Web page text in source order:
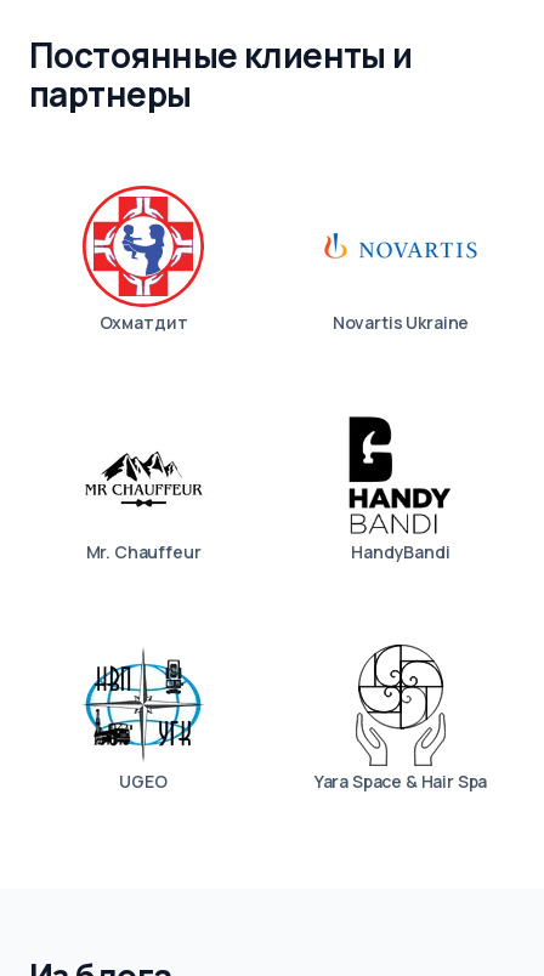
Постоянные клиенты и
партнеры
Охматдит Novartis Ukraine
Mr. Chauffeur HandyBandi
UGEO Yara Space & Hair Spa